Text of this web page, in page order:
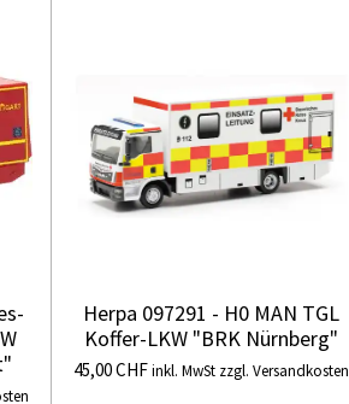
Herpa 097291 - H0 MAN TGL
Koffer-LKW "BRK Nürnberg"
45,00 CHFinkl. MwSt zzgl. Versandkosten